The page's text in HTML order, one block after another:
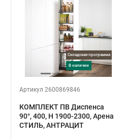
Складская программа
в наличии
Артикул 2600869846
КОМПЛЕКТ ПВ Диспенса
90°, 400, H 1900-2300, Арена
СТИЛЬ, АНТРАЦИТ